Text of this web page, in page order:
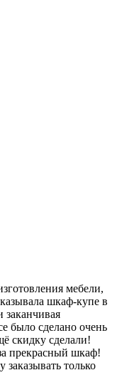
мебели,
шкаф-купе в
заканчивая
было сделано очень
скидку сделали!
прекрасный шкаф!
заказывать только